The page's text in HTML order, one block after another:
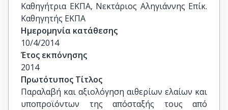
Καθηγήτρια ΕΚΠΑ, Νεκτάριος Αληγιάννης Επίκ.
Καθηγητής ΕΚΠΑ
Ημερομηνία κατάθεσης
10/4/2014
Έτος εκπόνησης
2014
Πρωτότυπος Τίτλος
Παραλαβή και αξιολόγηση αιθερίων ελαίων και
υποπροϊόντων της απόσταξής τους από